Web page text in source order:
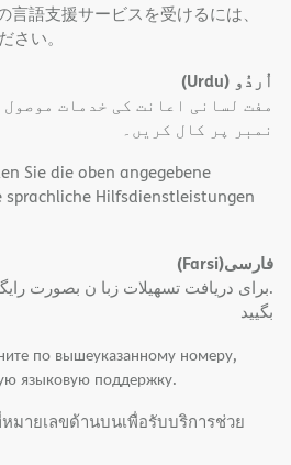
言語支援サービスを受けるには、
さい。
اُردُو (Urdu)
مفت لسانی اعانت کی خدمات موصول
نمبر پر کال کریں۔
Sie die oben angegebene
Hilfsdienstleistungen
فارسی(Farsi)
.برای دریافت تسهیلات زبا ن بصورت
بگیید
по вышеуказанному номеру,
языковую поддержку.
มายเลขด้านบนเพื่อรับบริการช่วย